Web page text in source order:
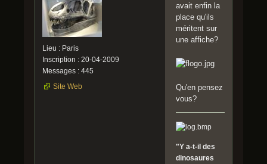
Lieu : Paris
Inscription : 20-04-2009
Messages : 445
Site Web
avait enfin la
place qu'ils
méritent sur
une affiche?
Qu'en pensez
vous?
"Y a-t-il des
dinosaures